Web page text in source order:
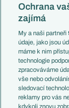
Mistrovství světa
Liga národů
Témata
Představení týmů MS
EuroSkauting
PL v kostce
Evropské koeficienty
Přestupy
Přestupové spekulace
Zranění
Ochrana
zajímá
My a naši partneři
údaje, jako jsou
máme k nim
technologie
zpracováváme
vše nebo
sledovací
reklamy pro vás
kdykoli znovu